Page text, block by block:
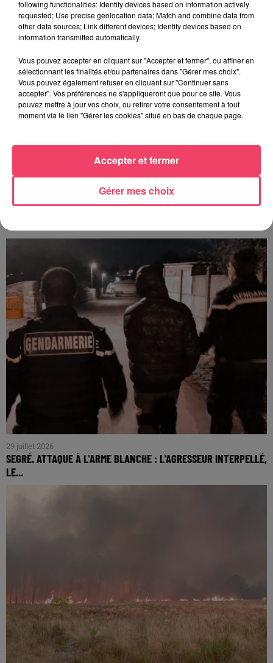
HOMME ENTENDU...
29 juillet 2026
SEGRÉ. ATTAQUE À L'ARME BLANCHE : L'AGRESSEUR INTERPELLÉ,
LE...
following functionalities: Identify devices based on information actively
requested; Use precise geolocation data; Match and combine data from
other data sources; Link different devices; Identify devices based on
information transmitted automatically.
Vous pouvez accepter en cliquant sur "Accepter et fermer", ou affiner en
sélectionnant les finalités et/ou partenaires dans "Gérer mes choix".
Vous pouvez également refuser en cliquant sur "Continuer sans
accepter". Vos préférences ne s'appliqueront que pour ce site. Vous
pouvez mettre à jour vos choix, ou retirer votre consentement à tout
moment via le lien "Gérer les cookies" situé en bas de chaque page.
Gérer mes choix
Accepter et fermer